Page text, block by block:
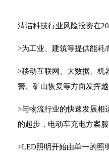
清洁科技行业风险投资在
>为工业、建筑等提供能耗
>移动互联网、大数据、机
警、矿山恢复等方面发挥
>与物流行业的快速发展相
的起步，电动车充电方案
>LED照明开始由单一的